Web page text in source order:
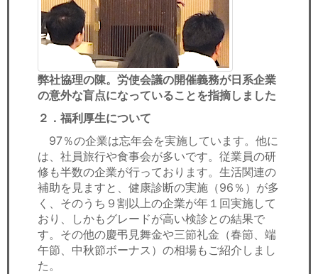
弊社協理の陳。労使会議の開催義務が日系企業
の意外な盲点になっていることを指摘しました
２．福利厚生について
97％の企業は忘年会を実施しています。他に
は、社員旅行や食事会が多いです。従業員の研
修も半数の企業が行っております。生活関連の
補助を見ますと、健康診断の実施（96％）が多
く、そのうち９割以上の企業が年１回実施して
おり、しかもグレードが高い検診との結果で
す。その他の慶弔見舞金や三節礼金（春節、端
午節、中秋節ボーナス）の相場もご紹介しまし
た。